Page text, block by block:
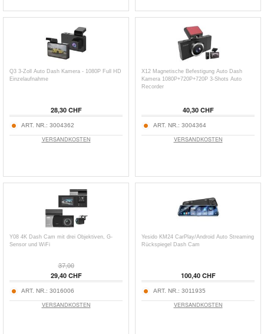
Q3 3-Zoll Auto Dash Kamera - 1080P Full HD
Einzelaufnahme
28,30 CHF
ART. NR.: 3004362
VERSANDKOSTEN
X12 Magnetische Befestigung Auto Dash
Kamera 1080P+720P+720P 3-Shots Auto
Recorder
40,30 CHF
ART. NR.: 3004364
VERSANDKOSTEN
Y08 4K Dash Cam mit drei Objektiven, G-
Sensor und WiFi
37,00
29,40 CHF
ART. NR.: 3016006
VERSANDKOSTEN
Yesido KM24 CarPlay/Android Auto Streaming
Rückspiegel Dash Cam
100,40 CHF
ART. NR.: 3011935
VERSANDKOSTEN